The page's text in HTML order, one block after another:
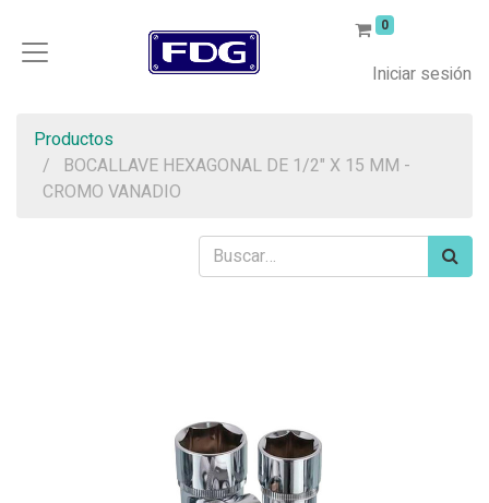
0
Iniciar sesión
Productos
BOCALLAVE HEXAGONAL DE 1/2" X 15 MM -
CROMO VANADIO